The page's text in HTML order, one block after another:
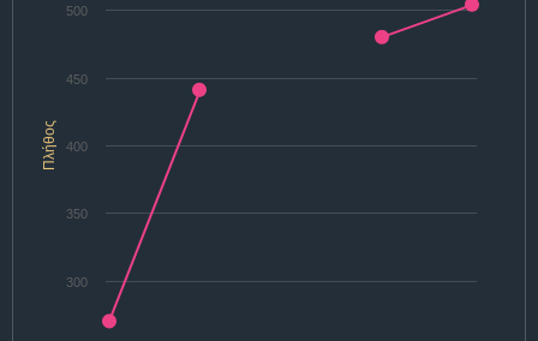
Πλήθος
300
350
400
450
500